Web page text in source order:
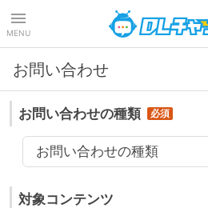
MENU
お問い合わせ
お問い合わせの種類
お問い合わせの種類
対象コンテンツ